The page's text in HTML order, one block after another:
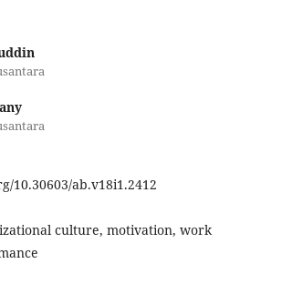
10.30603/ab.v18i1.2412
culture, motivation, work